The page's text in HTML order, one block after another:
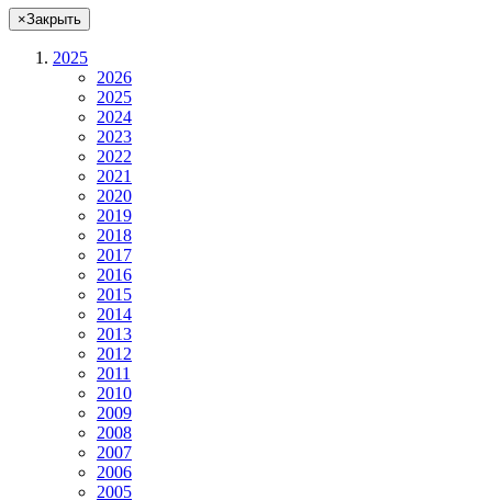
×Закрыть
2025
2026
2025
2024
2023
2022
2021
2020
2019
2018
2017
2016
2015
2014
2013
2012
2011
2010
2009
2008
2007
2006
2005